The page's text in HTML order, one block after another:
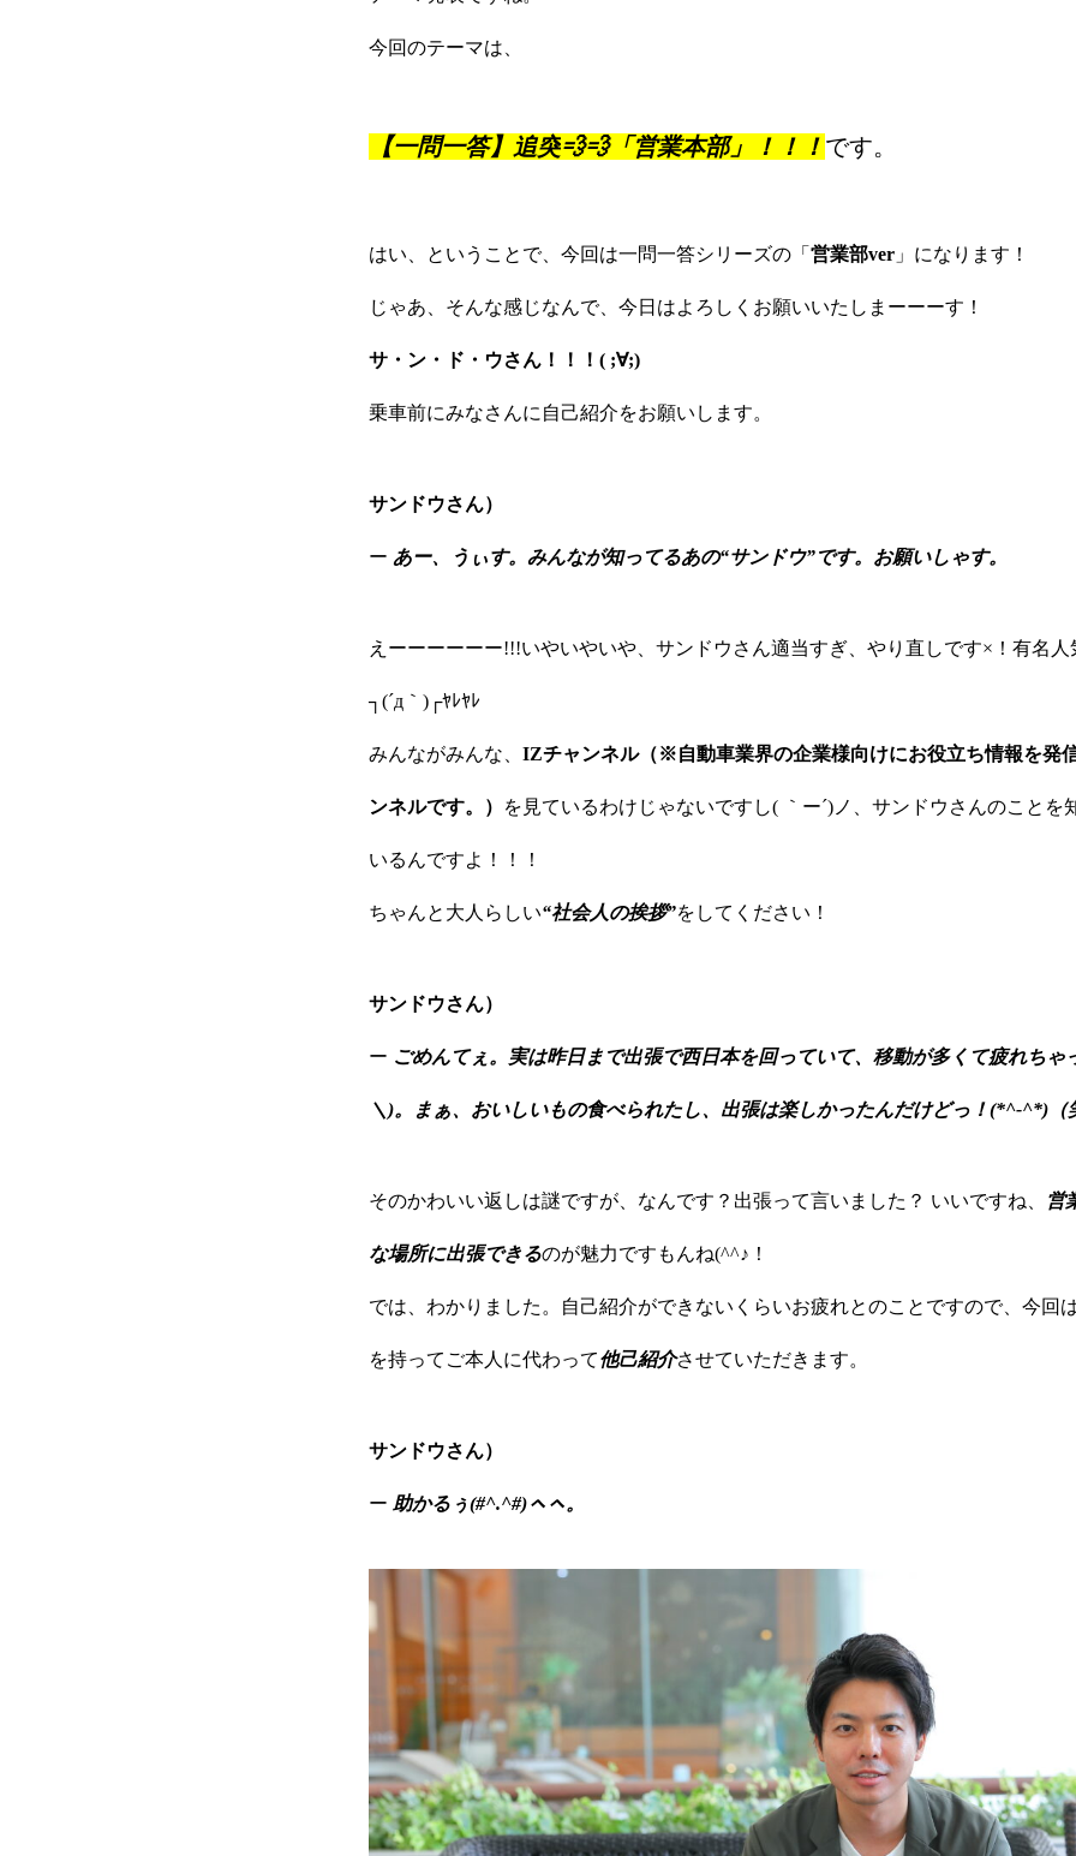
おすすめコンテンツ
今回のテーマは、
【一問一答】追突💨💨「営業本部」！！！ です。
はい、ということで、今回は一問一答シリーズの「 営業部ver 」になります！
じゃあ、そんな感じなんで、今日はよろしくお願いいたしまーーーす！
サ・ン・ド・ウさん！！！( ;∀;)
乗車前にみなさんに自己紹介をお願いします。
サンドウさん）
ー あー、うぃす。みんなが知ってるあの“サンドウ”です。お願いしゃす。
えーーーーーー!!!いやいやいや、サンドウさん適当すぎ、やり直しです×！有名人
┐(´д｀)┌ﾔﾚﾔﾚ
みんながみんな、 IZチャンネル（※自動車業界の企業様向けにお役立ち情報を発
ンネルです。） を見ているわけじゃないですし( ｀ー´)ノ、サンドウさんのことを
いるんですよ！！！
ちゃんと大人らしい“社会人の挨拶”をしてください！
サンドウさん）
ー ごめんてぇ。実は昨日まで出張で西日本を回っていて、移動が多くて疲れちゃ
＼)。まぁ、おいしいもの食べられたし、出張は楽しかったんだけどっ！(*^-^*)（
そのかわいい返しは謎ですが、なんです？出張って言いました？ いいですね、 営
な場所に出張できるのが魅力ですもんね(^^♪！
では、わかりました。自己紹介ができないくらいお疲れとのことですので、今回
を持ってご本人に代わって他己紹介させていただきます。
サンドウさん）
ー 助かるぅ(#^.^#)ㇸㇸ。